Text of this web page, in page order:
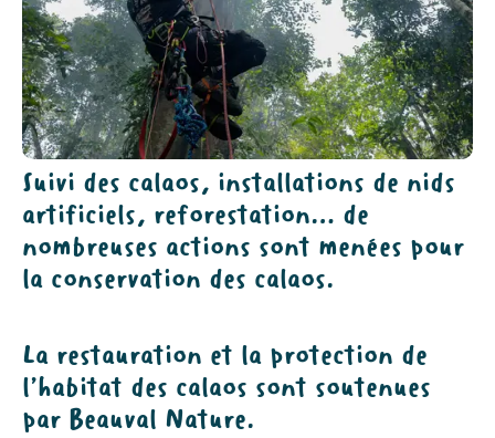
Suivi des calaos, installations de nids
artificiels, reforestation… de
nombreuses actions sont menées pour
la conservation des calaos.
La restauration et la protection de
l’habitat des calaos sont soutenues
par Beauval Nature.